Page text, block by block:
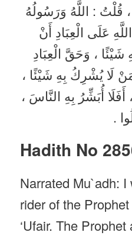
قُلْتُ : اللَّهُ وَرَسُولُهُ
عَلَى الْعِبَادِ أَنْ
شَيْئًا ، وَحَقَّ الْعِبَادِ
لَا يُشْرِكُ بِهِ شَيْئًا ،
أُبَشِّرُ بِهِ النَّاسَ ،
.
Hadith No
Narrated Mu`adh:
rider of the
‘Ufair. The